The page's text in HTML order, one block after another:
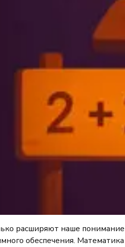
расширяют наше
обеспечения.